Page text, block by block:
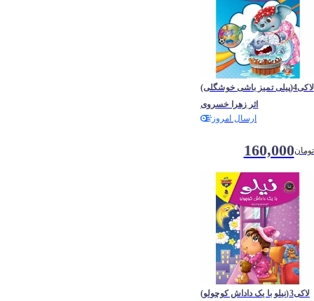
لاکی4(پیلی تمیز باشی خوشگلی)
اثر زهرا خسروی
ارسال امروز
160,000تومان
لاکی3(نیلو با یک داداش کوچولو)